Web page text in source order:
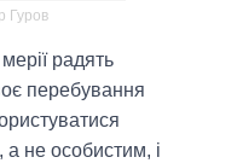
Гуров
радять
перебування
не особистим, і